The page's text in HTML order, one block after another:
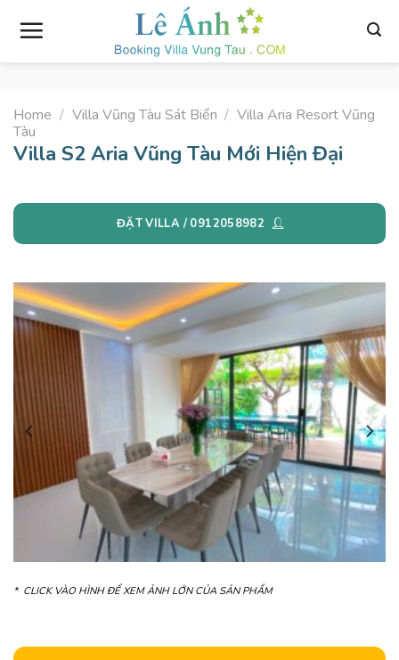
Home / Villa Vũng Tàu Sát Biển / Villa Aria Resort Vũng
Tàu
Villa S2 Aria Vũng Tàu Mới Hiện Đại
ĐẶT VILLA / 0912058982
* CLICK VÀO HÌNH ĐỂ XEM ẢNH LỚN CỦA SẢN PHẨM